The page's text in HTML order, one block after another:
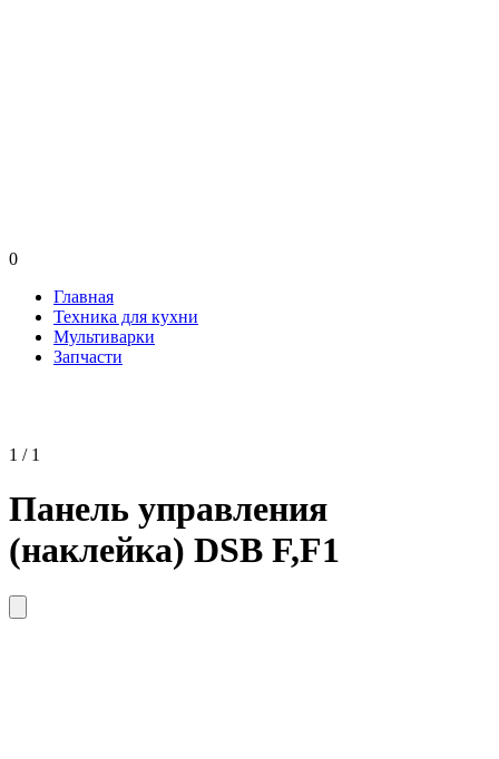
0
Главная
Техника для кухни
Мультиварки
Запчасти
1 / 1
Панель управления
(наклейка) DSB F,F1